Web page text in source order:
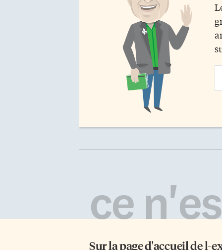
ce
Sur la page d'accueil del-